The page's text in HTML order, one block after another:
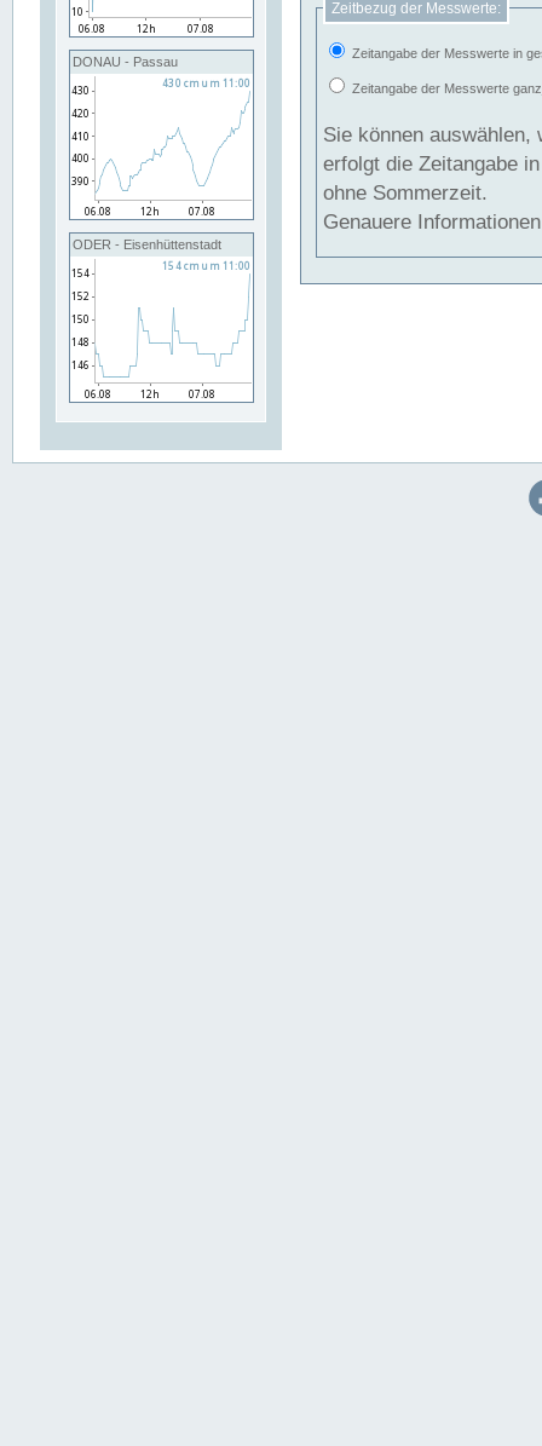
DONAU - Passau
ODER - Eisenhüttenstadt
Zeitbezug der Messwerte:
Zeitangabe der Messwerte in
Zeitangabe der Messwerte
Sie können auswählen,
erfolgt die Zeitangabe
ohne Sommerzeit.
Genauere